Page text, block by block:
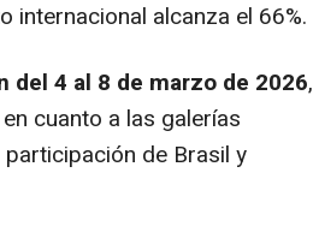
internacional alcanza el 66%.
del 4 al 8 de marzo de 2026,
cuanto a las galerías
de Brasil y